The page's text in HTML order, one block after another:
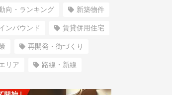
向・ランキング 新築物件
ンバウンド 賃貸併用住宅
再開発・街づくり
リア 路線・新線